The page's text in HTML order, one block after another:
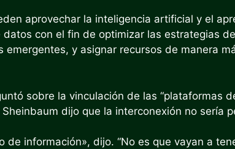
aprovechar la inteligencia artificial y el
datos con el fin de optimizar las estrategias
emergentes, y asignar recursos de manera
sobre la vinculación de las “plataformas
dijo que la interconexión no sería
de información», dijo. “No es que vayan a